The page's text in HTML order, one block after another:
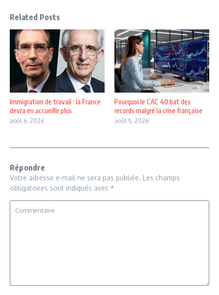
Related Posts
Immigration de travail : la France
devra en accueillir plus
août 6, 2026
Pourquoi le CAC 40 bat des
records malgré la crise française
août 5, 2026
Répondre
Votre adresse e-mail ne sera pas publiée. Les champs
obligatoires sont indiqués avec *